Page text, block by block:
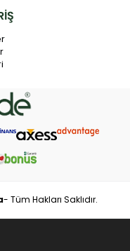
- Tüm Hakları Saklıdır.